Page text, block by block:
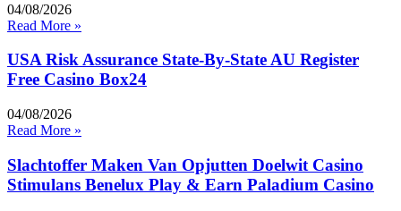
04/08/2026
Read More »
USA Risk Assurance State-By-State AU Register
Free Casino Box24
04/08/2026
Read More »
Slachtoffer Maken Van Opjutten Doelwit Casino
Stimulans Benelux Play & Earn Paladium Casino